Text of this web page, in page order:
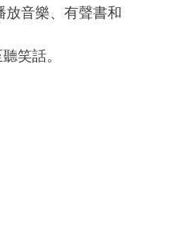
音樂、有聲書和
笑話。